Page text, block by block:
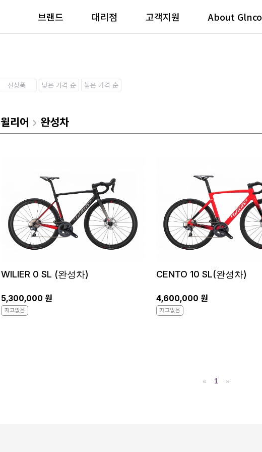
브랜드 대리점 고객지원 About Glnco
신상품 낮은 가격 순 높은 가격 순
윌리어 완성차
WILIER 0 SL (완성차)
5,300,000 원
재고없음
CENTO 10 SL(완성차)
4,600,000 원
재고없음
« 1 »